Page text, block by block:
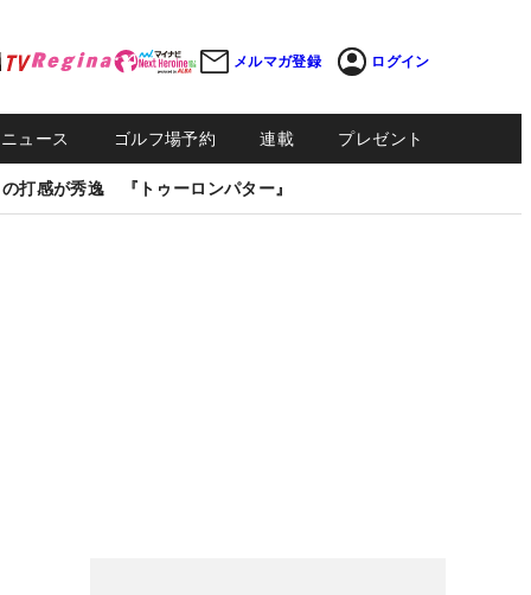
メルマガ登録 ログイン
ュース ゴルフ場予約 連載 プレゼント
打感が秀逸 『トゥーロンパター』